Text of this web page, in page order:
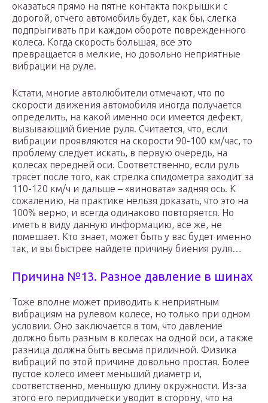
оказаться прямо на пятне контакта покрышки с
дорогой, отчего автомобиль будет, как бы, слегка
подпрыгивать при каждом обороте поврежденного
колеса. Когда скорость большая, все это
превращается в мелкие, но довольно неприятные
вибрации на руле.
Кстати, многие автолюбители отмечают, что по
скорости движения автомобиля иногда получается
определить, на какой именно оси имеется дефект,
вызывающий биение руля. Считается, что, если
вибрации проявляются на скорости 90-100 км/час, то
проблему следует искать, в первую очередь, на
колесах передней оси. Соответственно, если руль
трясет после того, как стрелка спидометра заходит за
110-120 км/ч и дальше – «виновата» задняя ось. К
сожалению, на практике нельзя доказать, что это на
100% верно, и всегда одинаково повторяется. Но
иметь в виду данную информацию, все же, не
помешает. Кто знает, может быть у вас будет именно
так, и вы быстрее найдете причину биения руля…
Причина №13. Разное давление в шинах
Тоже вполне может приводить к неприятным
вибрациям на рулевом колесе, но только при одном
условии. Оно заключается в том, что давление
должно быть разным в колесах на одной оси, а также
разница должна быть весьма приличной. Физика
вибраций по этой причине довольно простая. Более
пустое колесо имеет меньший диаметр и,
соответственно, меньшую длину окружности. Из-за
этого его периодически уводит в сторону, что на